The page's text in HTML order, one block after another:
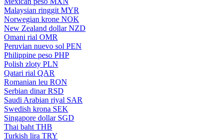
Malaysian ringgit MYR
Norwegian krone NOK
New Zealand dollar NZD
Omani rial OMR
Peruvian nuevo sol PEN
Philippine peso PHP
Polish zloty PLN
Qatari rial QAR
Romanian leu RON
Serbian dinar RSD
Saudi Arabian riyal SAR
Swedish krona SEK
Singapore dollar SGD
Thai baht THB
Turkish lira TRY